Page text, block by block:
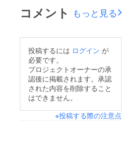
コメント もっと見る
投稿するには ログイン が
必要です。
プロジェクトオーナーの承
認後に掲載されます。承認
された内容を削除すること
はできません。
※投稿する際の注意点